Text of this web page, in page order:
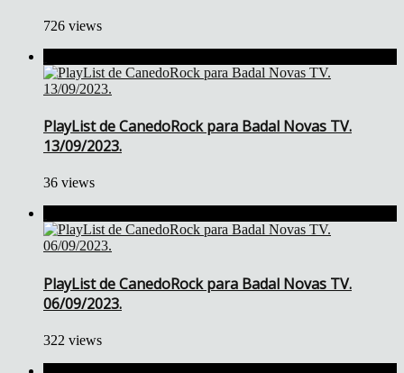
726 views
PlayList de CanedoRock para Badal Novas TV.
13/09/2023.
36 views
PlayList de CanedoRock para Badal Novas TV.
06/09/2023.
322 views